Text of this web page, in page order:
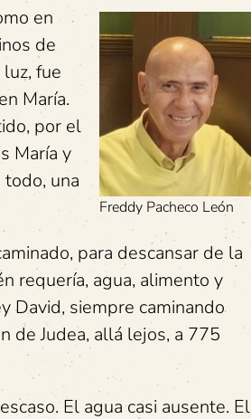
Freddy Pacheco León
en
de
fue
María.
por el
María y
una
para descansar de la
requería, agua, alimento y
David, siempre caminando
de Judea, allá lejos, a 775
El agua casi ausente. El